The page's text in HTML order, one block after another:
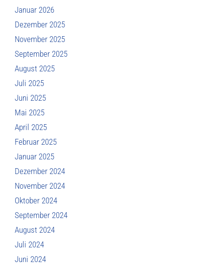
Januar 2026
Dezember 2025
November 2025
September 2025
August 2025
Juli 2025
Juni 2025
Mai 2025
April 2025
Februar 2025
Januar 2025
Dezember 2024
November 2024
Oktober 2024
September 2024
August 2024
Juli 2024
Juni 2024